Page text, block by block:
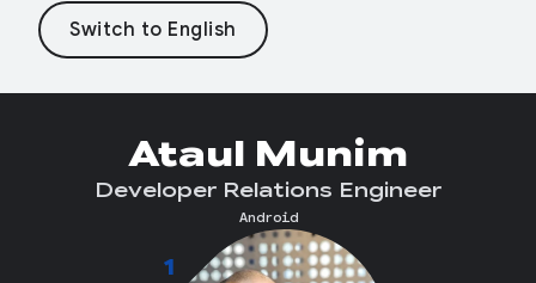
1
Ataul Munim
Developer Relations Engineer
Android